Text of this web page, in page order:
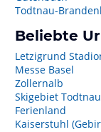
Todtnau-
Beliebte
Letzigrund
Messe Basel
Zollernalb
Skigebiet
Ferienland
Kaiserstuhl